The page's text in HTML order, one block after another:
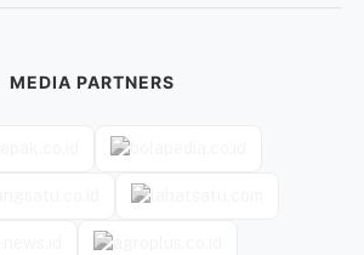
MEDIA PARTNERS